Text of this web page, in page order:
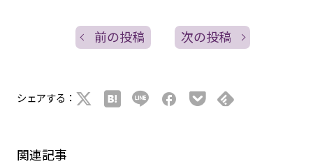
前の投稿 次の投稿
シェアする：
関連記事